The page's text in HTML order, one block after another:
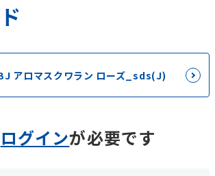
アロマスクワラン ローズ_sds(J)
ログインが必要です